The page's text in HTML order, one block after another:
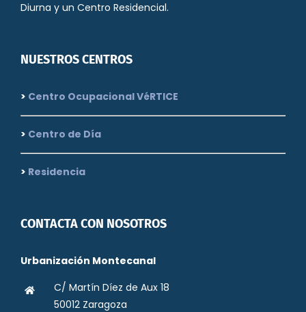
Diurna y un Centro Residencial.
NUESTROS CENTROS
> Centro Ocupacional VéRTICE
> Centro de Día
> Residencia
CONTACTA CON NOSOTROS
Urbanización Montecanal
C/ Martín Díez de Aux 18
50012 Zaragoza